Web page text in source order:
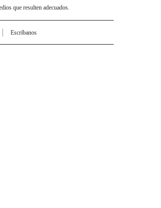
que resulten adecuados.
Escríbanos